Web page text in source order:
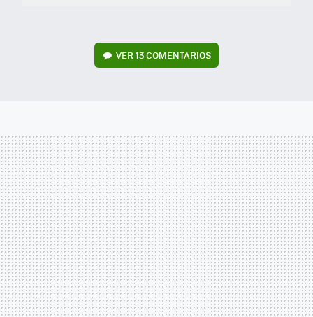
VER 13 COMENTARIOS